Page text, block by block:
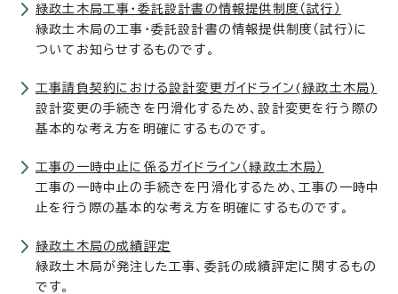
緑政土木局工事・委託設計書の情報提供制度（試行）
緑政土木局の工事・委託設計書の情報提供制度（試行）に
ついてお知らせするものです。
工事請負契約における設計変更ガイドライン(緑政土木局)
設計変更の手続きを円滑化するため、設計変更を行う際の
基本的な考え方を明確にするものです。
工事の一時中止に係るガイドライン（緑政土木局）
工事の一時中止の手続きを円滑化するため、工事の一時中
止を行う際の基本的な考え方を明確にするものです。
緑政土木局の成績評定
緑政土木局が発注した工事、委託の成績評定に関するもの
です。